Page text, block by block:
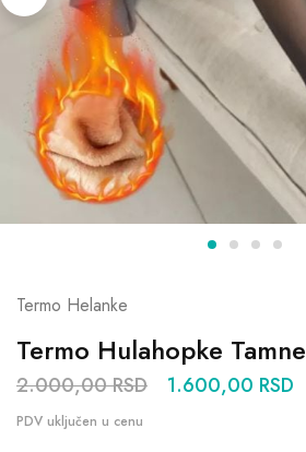
Termo Helanke
Termo Hulahopke Tamne
2.000,00RSD 1.600,00 RSD